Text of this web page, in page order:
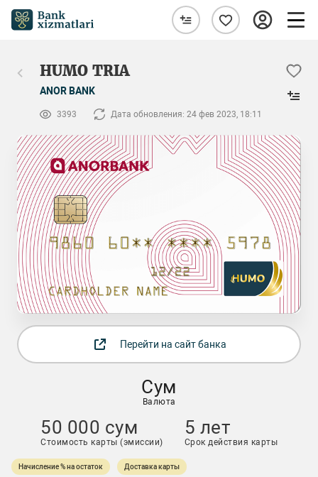
HUMO TRIA
ANOR BANK
3393 Дата обновления: 24 фев 2023, 18:11
Перейти на сайт банка
Сум
Валюта
50 000 сум
Стоимость карты (эмиссии)
5 лет
Срок действия карты
Начисление % на остаток Доставка карты